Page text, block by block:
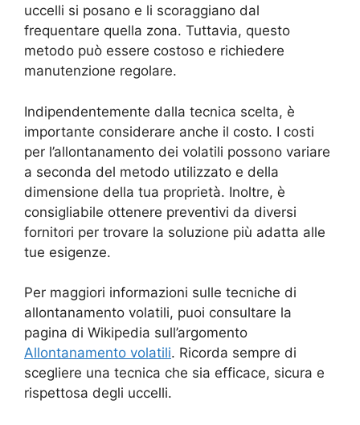
uccelli si posano e li scoraggiano dal
frequentare quella zona. Tuttavia, questo
metodo può essere costoso e richiedere
manutenzione regolare.
Indipendentemente dalla tecnica scelta, è
importante considerare anche il costo. I costi
per l’allontanamento dei volatili possono variare
a seconda del metodo utilizzato e della
dimensione della tua proprietà. Inoltre, è
consigliabile ottenere preventivi da diversi
fornitori per trovare la soluzione più adatta alle
tue esigenze.
Per maggiori informazioni sulle tecniche di
allontanamento volatili, puoi consultare la
pagina di Wikipedia sull’argomento
Allontanamento volatili. Ricorda sempre di
scegliere una tecnica che sia efficace, sicura e
rispettosa degli uccelli.